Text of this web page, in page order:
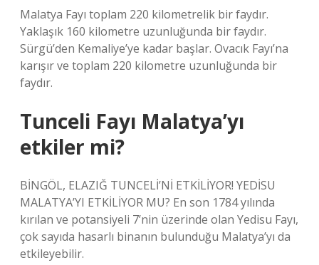
Malatya Fayı toplam 220 kilometrelik bir faydır.
Yaklaşık 160 kilometre uzunluğunda bir faydır.
Sürgü’den Kemaliye’ye kadar başlar. Ovacık Fayı’na
karışır ve toplam 220 kilometre uzunluğunda bir
faydır.
Tunceli Fayı Malatya’yı
etkiler mi?
BİNGÖL, ELAZIĞ TUNCELİ’Nİ ETKİLİYOR! YEDİSU
MALATYA’YI ETKİLİYOR MU? En son 1784 yılında
kırılan ve potansiyeli 7’nin üzerinde olan Yedisu Fayı,
çok sayıda hasarlı binanın bulunduğu Malatya’yı da
etkileyebilir.